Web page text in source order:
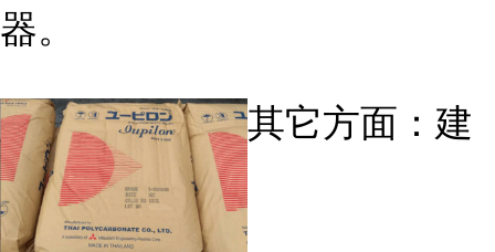
器。
其它方面：建